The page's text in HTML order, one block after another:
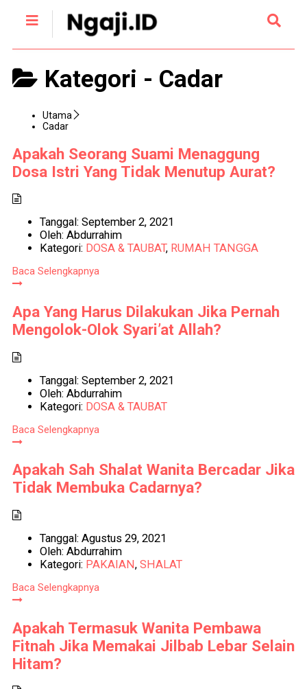
Kategori - Cadar
Utama
Cadar
Apakah Seorang Suami Menaggung
Dosa Istri Yang Tidak Menutup Aurat?
Tanggal: September 2, 2021
Oleh: Abdurrahim
Kategori: DOSA & TAUBAT, RUMAH TANGGA
Baca Selengkapnya
Apa Yang Harus Dilakukan Jika Pernah
Mengolok-Olok Syari’at Allah?
Tanggal: September 2, 2021
Oleh: Abdurrahim
Kategori: DOSA & TAUBAT
Baca Selengkapnya
Apakah Sah Shalat Wanita Bercadar Jika
Tidak Membuka Cadarnya?
Tanggal: Agustus 29, 2021
Oleh: Abdurrahim
Kategori: PAKAIAN, SHALAT
Baca Selengkapnya
Apakah Termasuk Wanita Pembawa
Fitnah Jika Memakai Jilbab Lebar Selain
Hitam?